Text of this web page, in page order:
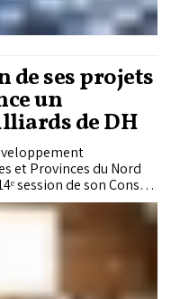
de ses projets
un
de DH
et Provinces du Nord
session de son Conseil
la ministre de
Cette réunion a été
de l’Agence pour
de ses perspectives de